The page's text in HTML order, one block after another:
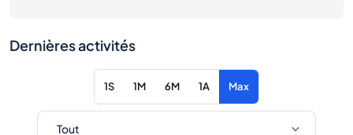
Dernières activités
1S 1M 6M 1A Max